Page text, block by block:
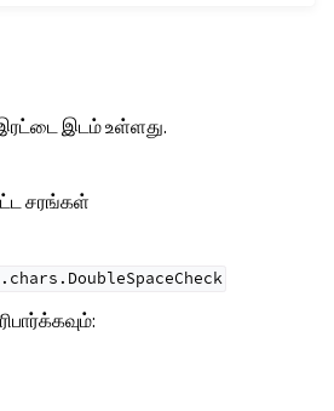
இடம் உள்ளது.
சரங்கள்
: